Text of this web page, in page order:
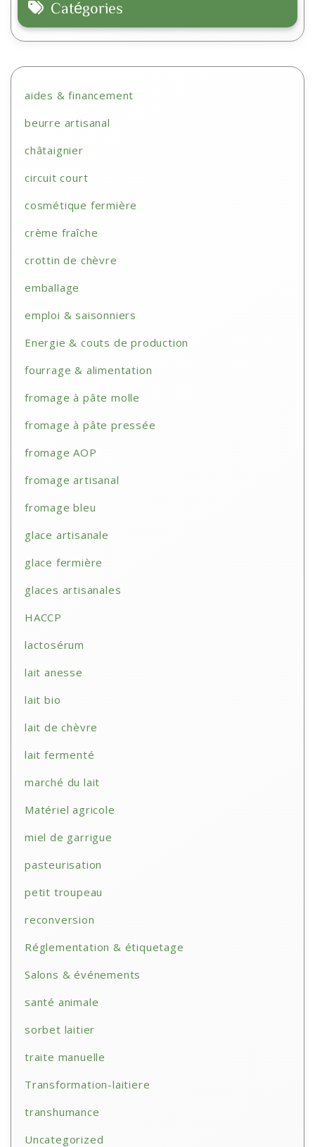
Catégories
aides & financement
beurre artisanal
châtaignier
circuit court
cosmétique fermière
crème fraîche
crottin de chèvre
emballage
emploi & saisonniers
Energie & couts de production
fourrage & alimentation
fromage à pâte molle
fromage à pâte pressée
fromage AOP
fromage artisanal
fromage bleu
glace artisanale
glace fermière
glaces artisanales
HACCP
lactosérum
lait anesse
lait bio
lait de chèvre
lait fermenté
marché du lait
Matériel agricole
miel de garrigue
pasteurisation
petit troupeau
reconversion
Réglementation & étiquetage
Salons & événements
santé animale
sorbet laitier
traite manuelle
Transformation-laitiere
transhumance
Uncategorized